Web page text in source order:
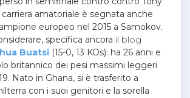
carriera amatoriale è segnata anche
europeo nel 2015 a Samokov.
specifica ancora il blog
Buatsi (15-0, 13 KOs): ha 26 anni e
britannico dei pesi massimi leggeri
Nato in Ghana, si è trasferito a
con i suoi genitori e la sorella